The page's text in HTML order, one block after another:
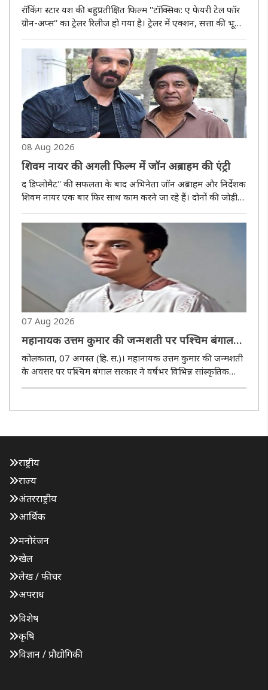
अंदाज
रॉकिंग स्टार यश की बहुप्रतीक्षित फिल्म ''टॉक्सिक: ए फेयरी टेल फॉर
ग्रोन-अप्स'' का ट्रेलर रिलीज हो गया है। ट्रेलर में एक्शन, सत्ता की भूख,
धोखे, प्यार और बदले की कहानी की झलक देखने को मिलती है।
फिल्म एक बड़े गैंगस्टर वर्ल्ड के इर्द-गिर्द घूमती है,..
08 Aug 2026
शिवम नायर की अगली फिल्म में जॉन अब्राहम की एंट्री
द डिप्लोमैट'' की सफलता के बाद अभिनेता जॉन अब्राहम और निर्देशक
शिवम नायर एक बार फिर साथ काम करने जा रहे हैं। दोनों की जोड़ी
अब एक बड़े टू-हीरो एक्शन थ्रिलर के लिए हाथ मिला रही है। फिल्म में
जबरदस्त एक्शन और रोमांच देखने को मिलेगा। हालांकि, प्रोजेक्ट..
07 Aug 2026
महानायक उत्तम कुमार की जन्मशती पर पश्चिम बंगाल
सरकार बनाएगी वार्षिक का समारोह, उच्चस्तरीय
सलाहकार समिति गठित
कोलकाता, 07 अगस्त (हि. स.)। महानायक उत्तम कुमार की जन्मशती
के अवसर पर पश्चिम बंगाल सरकार ने वर्षभर विभिन्न सांस्कृतिक
कार्यक्रमों के आयोजन की योजना बनाई है। इस उद्देश्य से राज्य के
गठन किया..
राष्ट्रीय
राज्य
अंतरराष्ट्रीय
आर्थिक
मनोरंजन
खेल
लेख / फीचर
अपराध
विशेष
कृषि
विज्ञान / प्रौद्योगिकी